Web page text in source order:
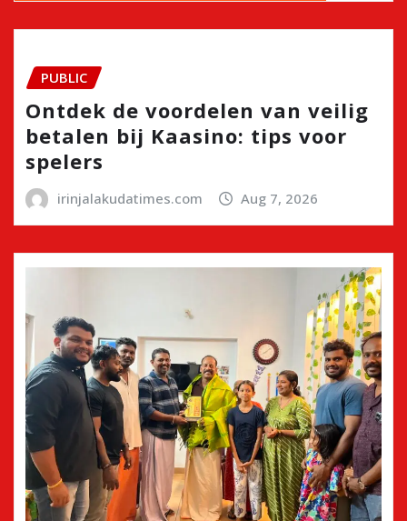
PUBLIC
Ontdek de voordelen van veilig
betalen bij Kaasino: tips voor
spelers
irinjalakudatimes.com Aug 7, 2026